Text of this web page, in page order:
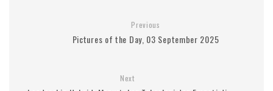
Previous
Pictures of the Day, 03 September 2025
Next